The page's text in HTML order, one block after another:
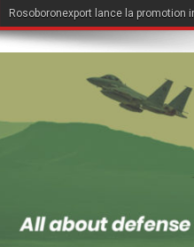
Rosoboronexport lance la promotion